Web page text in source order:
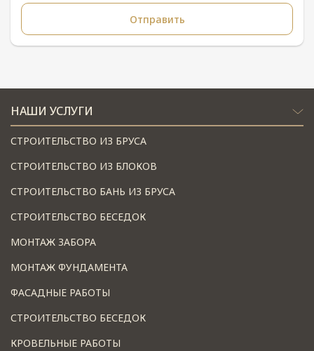
НАШИ УСЛУГИ
СТРОИТЕЛЬСТВО ИЗ БРУСА
СТРОИТЕЛЬСТВО ИЗ БЛОКОВ
СТРОИТЕЛЬСТВО БАНЬ ИЗ БРУСА
СТРОИТЕЛЬСТВО БЕСЕДОК
МОНТАЖ ЗАБОРА
МОНТАЖ ФУНДАМЕНТА
ФАСАДНЫЕ РАБОТЫ
СТРОИТЕЛЬСТВО БЕСЕДОК
КРОВЕЛЬНЫЕ РАБОТЫ